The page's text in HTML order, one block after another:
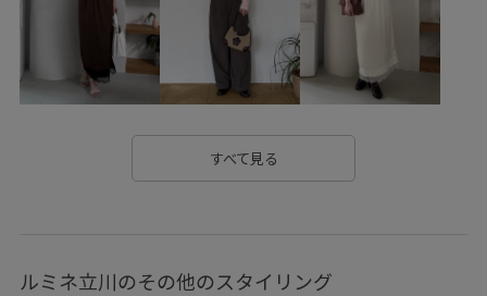
シンプルコーデ スカート
スタイルアップ ストラップ スリット チェック柄
チャンキーヒール ニット ハイウエスト パンツ
フリル
取り外し可能なショルダー 安定感 定番
すべて見る
ルミネ立川のその他のスタイリング